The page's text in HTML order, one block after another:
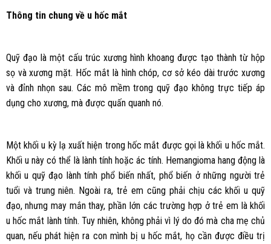
Thông tin chung về u hốc mắt
Quỹ đạo là một cấu trúc xương hình khoang được tạo thành từ hộp
sọ và xương mặt. Hốc mắt là hình chóp, cơ sở kéo dài trước xương
và đỉnh nhọn sau. Các mô mềm trong quỹ đạo không trực tiếp áp
dụng cho xương, mà được quấn quanh nó.
Một khối u kỳ lạ xuất hiện trong hốc mắt được gọi là khối u hốc mắt.
Khối u này có thể là lành tính hoặc ác tính. Hemangioma hang động là
khối u quỹ đạo lành tính phổ biến nhất, phổ biến ở những người trẻ
tuổi và trung niên. Ngoài ra, trẻ em cũng phải chịu các khối u quỹ
đạo, nhưng may mắn thay, phần lớn các trường hợp ở trẻ em là khối
u hốc mắt lành tính. Tuy nhiên, không phải vì lý do đó mà cha mẹ chủ
quan, nếu phát hiện ra con mình bị u hốc mắt, họ cần được điều trị